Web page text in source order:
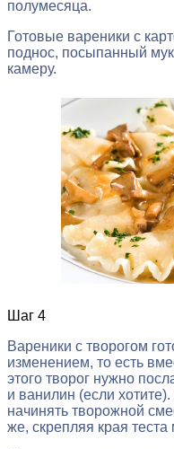
полумесяца.
Готовые вареники с
поднос, посыпанный
камеру.
Шаг 4
Вареники с творогом
изменением, то есть
этого творог нужно
и ванилин (если
начинять творожной
же, скрепляя края